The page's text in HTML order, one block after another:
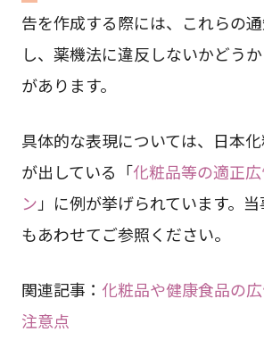
告を作成する際には、これらの
し、薬機法に違反しないかどう
があります。
具体的な表現については、日本
が出している「化粧品等の適正
ン 」に例が挙げられています。
もあわせてご参照ください。
関連記事： 化粧品や健康食品の
注意点